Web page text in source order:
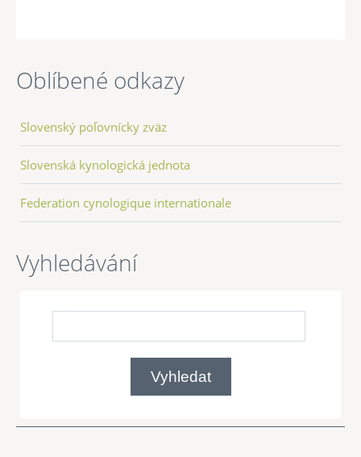
Oblíbené odkazy
Slovenský poľovnícky zväz
Slovenská kynologická jednota
Federation cynologique internationale
Vyhledávání